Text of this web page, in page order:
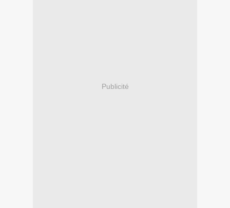
Publicité